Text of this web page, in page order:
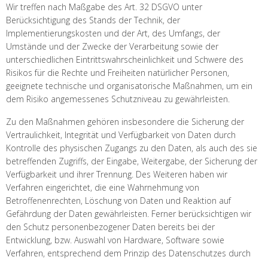
Wir treffen nach Maßgabe des Art. 32 DSGVO unter
Berücksichtigung des Stands der Technik, der
Implementierungskosten und der Art, des Umfangs, der
Umstände und der Zwecke der Verarbeitung sowie der
unterschiedlichen Eintrittswahrscheinlichkeit und Schwere des
Risikos für die Rechte und Freiheiten natürlicher Personen,
geeignete technische und organisatorische Maßnahmen, um ein
dem Risiko angemessenes Schutzniveau zu gewährleisten.
Zu den Maßnahmen gehören insbesondere die Sicherung der
Vertraulichkeit, Integrität und Verfügbarkeit von Daten durch
Kontrolle des physischen Zugangs zu den Daten, als auch des sie
betreffenden Zugriffs, der Eingabe, Weitergabe, der Sicherung der
Verfügbarkeit und ihrer Trennung. Des Weiteren haben wir
Verfahren eingerichtet, die eine Wahrnehmung von
Betroffenenrechten, Löschung von Daten und Reaktion auf
Gefährdung der Daten gewährleisten. Ferner berücksichtigen wir
den Schutz personenbezogener Daten bereits bei der
Entwicklung, bzw. Auswahl von Hardware, Software sowie
Verfahren, entsprechend dem Prinzip des Datenschutzes durch